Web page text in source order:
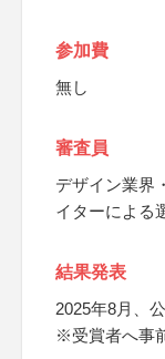
参加費
無し
審査員
デザイン業界
イターによる
結果発表
2025年8月、
※受賞者へ事